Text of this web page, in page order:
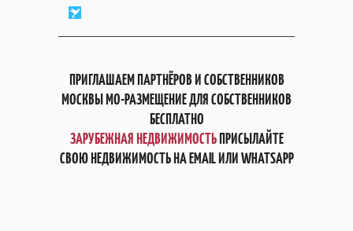
ПРИГЛАШАЕМ ПАРТНЁРОВ И СОБСТВЕННИКОВ
МОСКВЫ МО-РАЗМЕЩЕНИЕ ДЛЯ СОБСТВЕННИКОВ
БЕСПЛАТНО
ЗАРУБЕЖНАЯ НЕДВИЖИМОСТЬПРИСЫЛАЙТЕ
СВОЮ НЕДВИЖИМОСТЬ НА EMAIL ИЛИ WHATSAPP